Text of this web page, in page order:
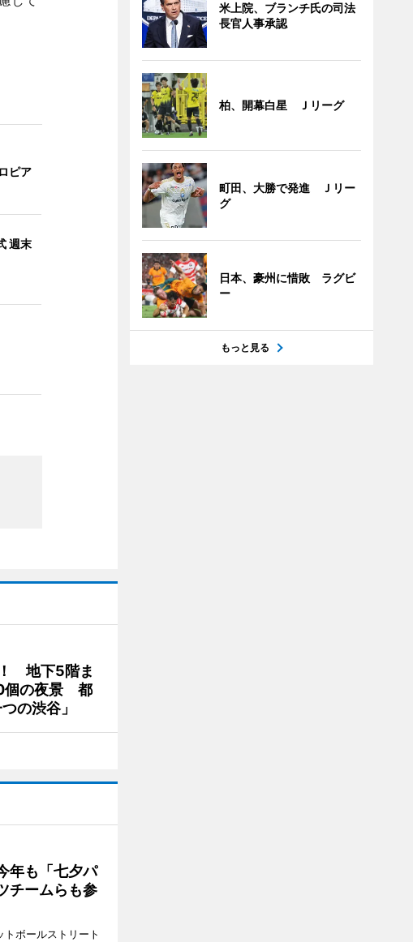
ピア
週末
地下5階ま
個の夜景 都
の渋谷」
年も「七夕パ
チームらも参
ボールストリート
米上院、ブランチ氏の司法
長官人事承認
柏、開幕白星 Ｊリーグ
町田、大勝で発進 Ｊリー
グ
日本、豪州に惜敗 ラグビ
ー
もっと見る